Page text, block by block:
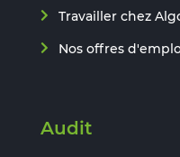
Travailler chez
Nos offres
Audit